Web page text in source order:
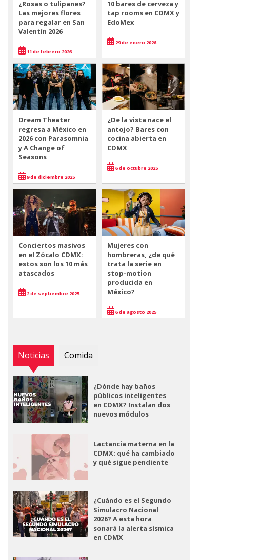
¿Rosas o tulipanes?
Las mejores flores
para regalar en San
Valentín 2026
11 de febrero 2026
10 bares de cerveza y
tap rooms en CDMX y
EdoMex
29 de enero 2026
Dream Theater
regresa a México en
2026 con Parasomnia
y A Change of
Seasons
9 de diciembre 2025
¿De la vista nace el
antojo? Bares con
cocina abierta en
CDMX
6 de octubre 2025
Conciertos masivos
en el Zócalo CDMX:
estos son los 10 más
atascados
2 de septiembre 2025
Mujeres con
hombreras, ¿de qué
trata la serie en
stop-motion
producida en
México?
6 de agosto 2025
Noticias Comida
¿Dónde hay baños
públicos inteligentes
en CDMX? Instalan dos
nuevos módulos
Lactancia materna en la
CDMX: qué ha cambiado
y qué sigue pendiente
¿Cuándo es el Segundo
Simulacro Nacional
2026? A esta hora
sonará la alerta sísmica
en CDMX